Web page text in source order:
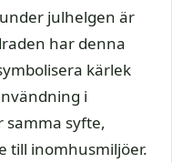
julhelgen är
har denna
kärlek
i
syfte,
till inomhusmiljöer.